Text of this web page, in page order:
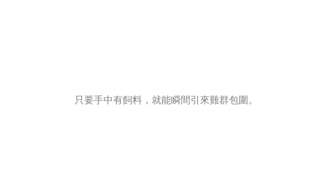
只要手中有飼料，就能瞬間引來雞群包圍。